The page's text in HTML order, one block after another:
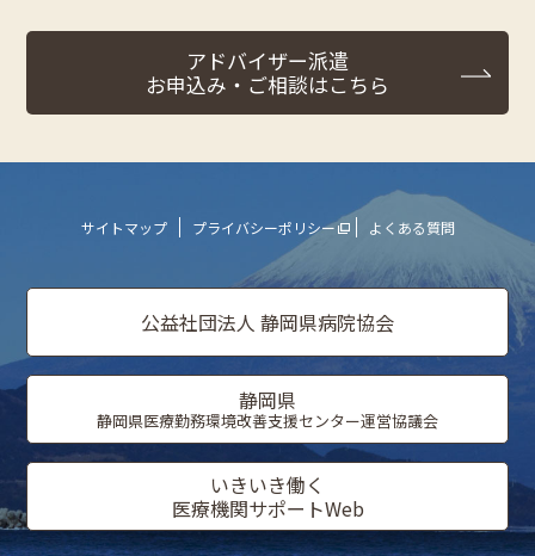
アドバイザー派遣
お申込み・ご相談はこちら
よくある質問
プライバシーポリシー
サイトマップ
公益社団法人 静岡県病院協会
静岡県
静岡県医療勤務環境改善支援センター運営協議会
いきいき働く
医療機関サポートWeb